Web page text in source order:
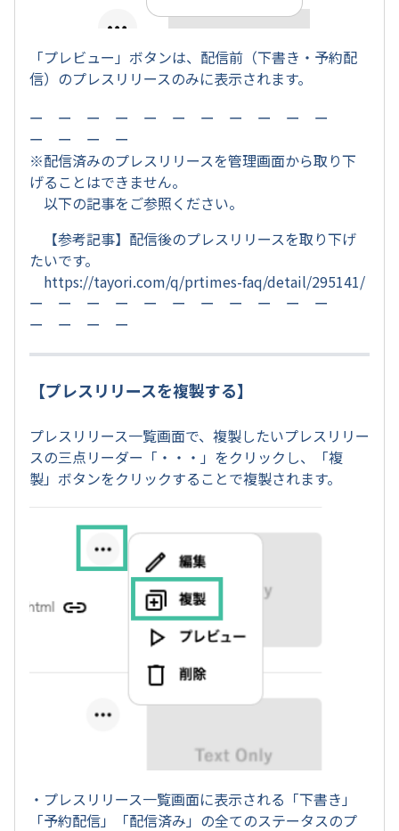
「プレビュー」ボタンは、配信前（下書き・予約配
信）のプレスリリースのみに表示されます。
ー ー ー ー ー ー ー ー ー ー ー
ー ー ー ー
※配信済みのプレスリリースを管理画面から取り下
げることはできません。
以下の記事をご参照ください。
【参考記事】配信後のプレスリリースを取り下げ
たいです。
https://tayori.com/q/prtimes-faq/detail/295141/
ー ー ー ー ー ー ー ー ー ー ー
ー ー ー ー
【プレスリリースを複製する】
プレスリリース一覧画面で、複製したいプレスリリー
スの三点リーダー「・・・」をクリックし、「複
製」ボタンをクリックすることで複製されます。
・プレスリリース一覧画面に表示される「下書き」
「予約配信」「配信済み」の全てのステータスのプ